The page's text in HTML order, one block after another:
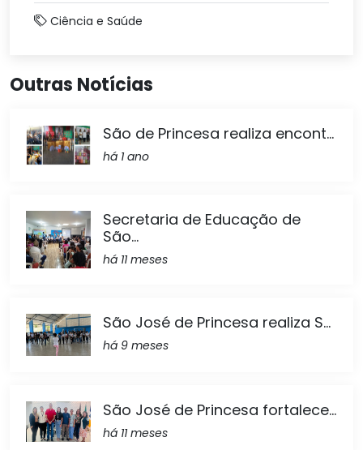
Ciência e Saúde
Outras Notícias
São de Princesa realiza encont...
há 1 ano
Secretaria de Educação de
São...
há 11 meses
São José de Princesa realiza S...
há 9 meses
São José de Princesa fortalece...
há 11 meses